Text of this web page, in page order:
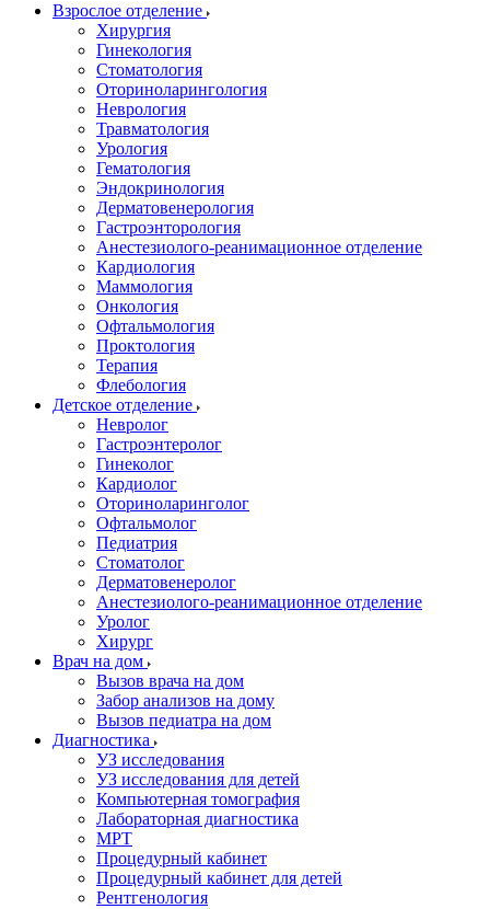
Взрослое отделение
Хирургия
Гинекология
Стоматология
Оториноларингология
Неврология
Травматология
Урология
Гематология
Эндокринология
Дерматовенерология
Гастроэнторология
Анестезиолого-реанимационное отделение
Кардиология
Маммология
Онкология
Офтальмология
Проктология
Терапия
Флебология
Детское отделение
Невролог
Гастроэнтеролог
Гинеколог
Кардиолог
Оториноларинголог
Офтальмолог
Педиатрия
Стоматолог
Дерматовенеролог
Анестезиолого-реанимационное отделение
Уролог
Хирург
Врач на дом
Вызов врача на дом
Забор анализов на дому
Вызов педиатра на дом
Диагностика
УЗ исследования
УЗ исследования для детей
Компьютерная томография
Лабораторная диагностика
МРТ
Процедурный кабинет
Процедурный кабинет для детей
Рентгенология